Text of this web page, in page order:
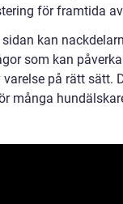
för framtida
kan
som kan
varelse på rätt sätt.
många